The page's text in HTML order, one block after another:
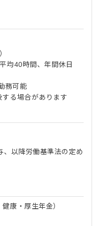
均40時間、年間休日
務可能
る場合があります
、以降労働基準法の定め
康・厚生年金）